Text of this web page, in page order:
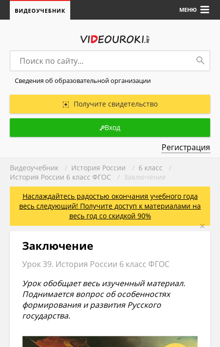
МЕНЮ
ВИДЕОУЧЕБНИК
Сведения об образовательной организации
Получите свидетельство
Вход
Регистрация
Видеоучебник / История России / 6 класс
/
История России 6 класс ФГОС
/ Заключение
Наслаждайтесь радостью окончания учебного года
весь следующий! Получите доступ к материалами на
весь год со скидкой 90%
×
Заключение
Урок 39. История России 6 класс ФГОС
Урок обобщает весь изученный материал.
Поднимается вопрос об особенностях
формирования и развития Русского
государства.